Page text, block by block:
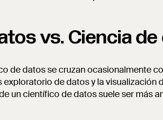
vs. Ciencia
de datos se cruzan ocasionalmente
exploratorio de datos y la visualización
un científico de datos suele ser más